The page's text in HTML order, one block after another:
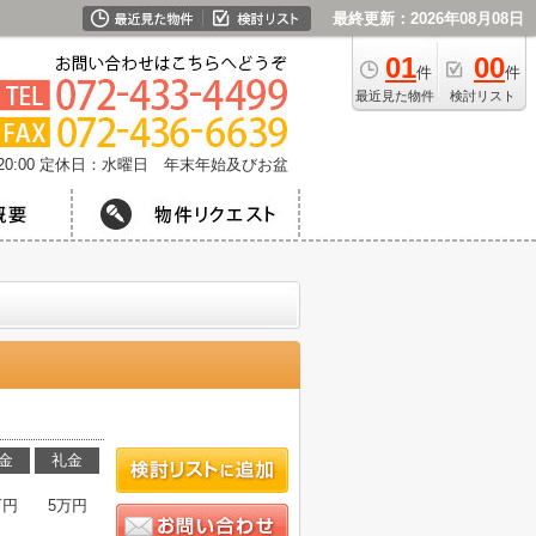
最終更新：2026年08月08日
01件
最近見た物件
00件
検討リスト
定休日：水曜日 年末年始及びお盆
礼金
5万円